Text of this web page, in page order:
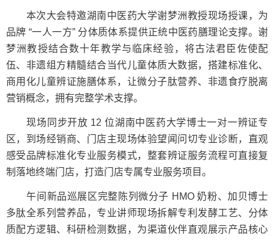
本次大会特邀湖南中医药大学谢梦洲教授现场授课，为
品牌 “一人一方” 分体质体系提供正统中医药膳理论支撑。谢
梦洲教授结合数十年教学与临床经验，将古法君臣佐使配
伍、非遗组方精髓结合当代儿童体质大数据，搭建标准化、
商用化儿童辨证施膳体系，让微分子肽营养、非遗食疗脱离
营销概念，拥有完整学术支撑。
现场同步开放 12 位湖南中医药大学博士一对一辨证专
区，到场经销商、门店主现场体验望闻问切专业诊断，直观
感受品牌标准化专业服务模式，整套辨证服务流程可直接复
制落地终端门店，打造门店专属专业服务项目。
午间新品巡展区完整陈列微分子 HMO 奶粉、加贝博士
多肽全系列营养品，专业讲师现场拆解专利发酵工艺、分体
质配方逻辑、科研检测数据，为渠道伙伴直观展示产品核心